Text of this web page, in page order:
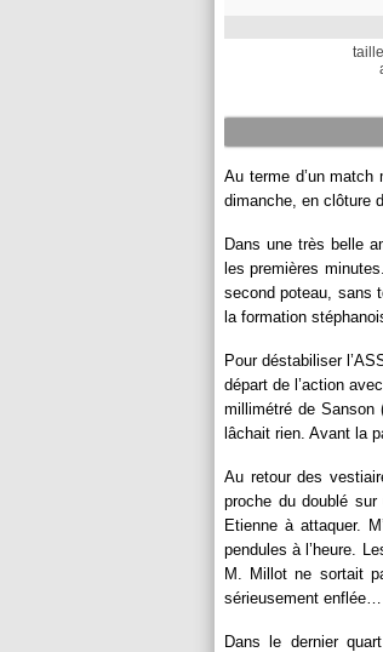
Au terme d’un match
dimanche, en clôture
Dans une très belle
les premières
second poteau, sans
la formation
Pour déstabiliser
départ de l’action
millimétré de Sanson
lâchait rien. Avant la
Au retour des
proche du doublé
Etienne à attaquer.
pendules à l’heure.
M. Millot ne sortait
sérieusement enflée…
Dans le dernier